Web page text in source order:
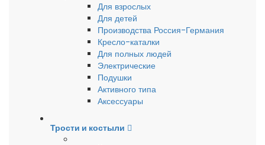
Для взрослых
Для детей
Производства Россия-Германия
Кресло-каталки
Для полных людей
Электрические
Подушки
Активного типа
Аксессуары
Трости и костыли